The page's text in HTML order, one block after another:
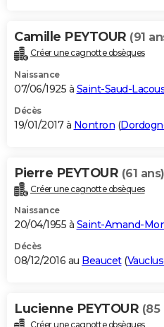
Camille PEYTOUR (91
Créer une cagnotte obsèques
Naissance
07/06/1925 à Saint-Saud-
Décès
19/01/2017 à Nontron (
Pierre PEYTOUR (61 ans)
Créer une cagnotte obsèques
Naissance
20/04/1955 à Saint-Amand-
Décès
08/12/2016 au Beaucet(
Lucienne PEYTOUR (85
Créer une cagnotte obsèques